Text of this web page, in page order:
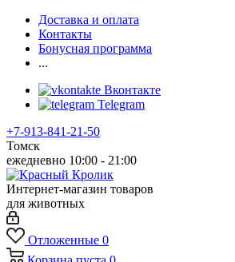
Доставка и оплата
Контакты
Бонусная программа
...
Вконтакте
Telegram
+7-913-841-21-50
Томск
ежедневно 10:00 - 21:00
Интернет-магазин товаров
для животных
Отложенные 0